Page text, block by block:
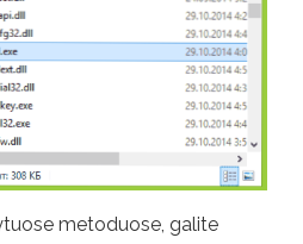
metoduose, galite